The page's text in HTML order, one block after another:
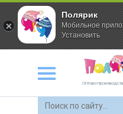
Оптово-
Полярик
Мобильное
Установить